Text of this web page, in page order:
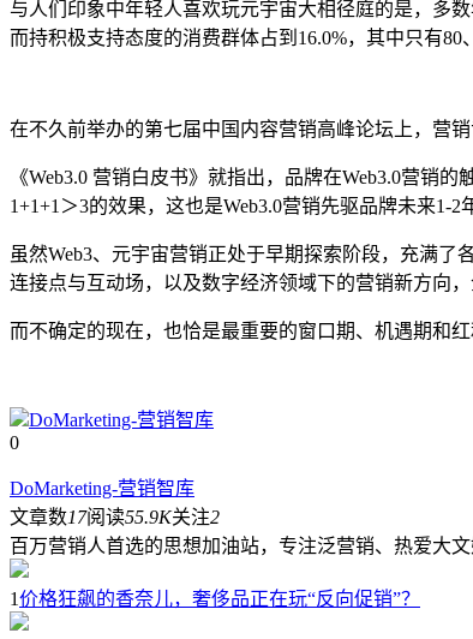
与人们印象中年轻人喜欢玩元宇宙大相径庭的是，多
而持积极支持态度的消费群体占到16.0%，其中只有80
在不久前举办的第七届中国内容营销高峰论坛上，营
《Web3.0 营销白皮书》就指出，品牌在Web3.0营销
1+1+1＞3的效果，这也是Web3.0营销先驱品牌未来1-2
虽然Web3、元宇宙营销正处于早期探索阶段，充满
连接点与互动场，以及数字经济领域下的营销新方向，
而不确定的现在，也恰是最重要的窗口期、机遇期和红
DoMarketing-营销智库
0
DoMarketing-营销智库
文章数17阅读55.9K关注2
百万营销人首选的思想加油站，专注泛营销、热爱大文
1价格狂飙的香奈儿，奢侈品正在玩“反向促销”？